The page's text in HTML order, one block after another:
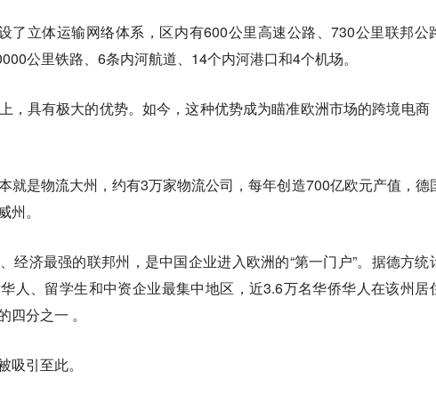
了立体运输网络体系，区内有600公里高速公路、730公里联邦公
公里铁路、6条内河航道、14个内河港口和4个机场。
，具有极大的优势。如今，这种优势成为瞄准欧洲市场的跨境电商
就是物流大州，约有3万家物流公司，每年创造700亿欧元产值，德
州。
经济最强的联邦州，是中国企业进入欧洲的“第一门户”。据德方统
人、留学生和中资企业最集中地区，近3.6万名华侨华人在该州居
四分之一 。
吸引至此。